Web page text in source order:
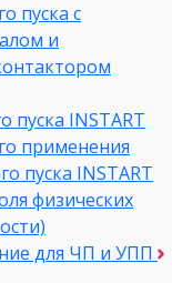
пуска с
и
пуска INSTART
применения
пуска INSTART
физических
для ЧП и УПП